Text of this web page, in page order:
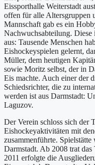
Eissporthalle Weiterstadt
offen für alle Altersgruppen
Mannschaft gab es ein
Nachwuchsabteilung. Diese
aus: Tausende Menschen
Eishockeyspielen gelernt,
Müller, dem heutigen
sowie Moritz selbst, der in
Eis machte. Auch einer der
Schiedsrichter, die zu
werden ist aus Darmstadt:
Laguzov.
Der Verein schloss sich der
Eishockeyaktivitäten mit
zusammenführte.
Darmstadt. Ab 2008 trat das
2011 erfolgte die